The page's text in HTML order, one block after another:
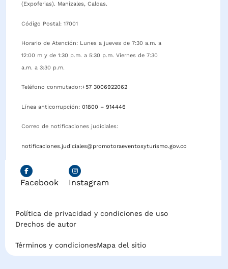
(Expoferias). Manizales, Caldas.
Código Postal: 17001
Horario de Atención: Lunes a jueves de 7:30 a.m. a
12:00 m y de 1:30 p.m. a 5:30 p.m. Viernes de 7:30
a.m. a 3:30 p.m.
Teléfono conmutador:+57 3006922062
Línea anticorrupción: 01800 – 914446
Correo de notificaciones judiciales:
notificaciones.judiciales@promotoraeventosyturismo.gov.co
Facebook Instagram
Política de privacidad y condiciones de uso
Drechos de autor
Términos y condicionesMapa del sitio